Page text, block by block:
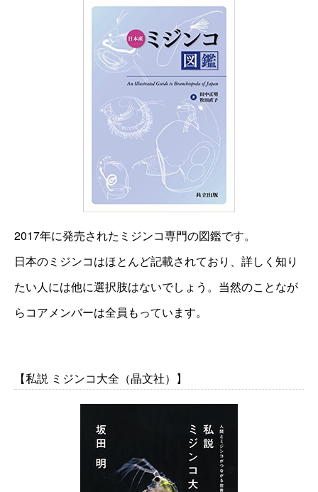
2017年に発売されたミジンコ専門の図鑑です。
日本のミジンコはほとんど記載されており、詳しく知り
たい人には他に選択肢はないでしょう。当然のことなが
らコアメンバーは全員もっています。
【私説 ミジンコ大全（晶文社）】